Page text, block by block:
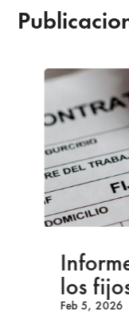
los
Feb 5, 2026